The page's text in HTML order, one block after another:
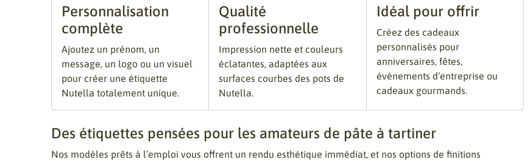
Personnalisation
complète
Ajoutez un prénom, un
message, un logo ou un visuel
pour créer une étiquette
Nutella totalement unique.
Qualité
professionnelle
Impression nette et couleurs
éclatantes, adaptées aux
surfaces courbes des pots de
Nutella.
Idéal pour offrir
Créez des cadeaux
personnalisés pour
anniversaires, fêtes,
événements d’entreprise ou
cadeaux gourmands.
Des étiquettes pensées pour les amateurs de pâte à tartiner
Nos modèles prêts à l’emploi vous offrent un rendu esthétique immédiat, et nos options de finitions